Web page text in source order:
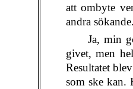
att ombyte
andra
Ja, min
givet, men
Resultatet
som ske kan.